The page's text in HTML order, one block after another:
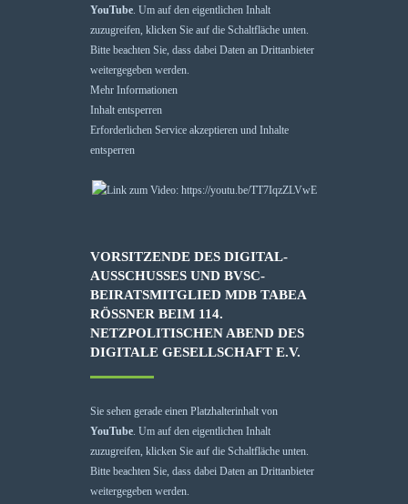
YouTube. Um auf den eigentlichen Inhalt
zuzugreifen, klicken Sie auf die Schaltfläche unten.
Bitte beachten Sie, dass dabei Daten an Drittanbieter
weitergegeben werden.
Mehr Informationen
Inhalt entsperren
Erforderlichen Service akzeptieren und Inhalte
entsperren
VORSITZENDE DES DIGITAL-
AUSSCHUSSES UND BVSC-
BEIRATSMITGLIED MDB TABEA
RÖSSNER BEIM 114. N
ETZPOLITISCHEN ABEND DES D
IGITALE GESELLSCHAFT E.V.
Sie sehen gerade einen Platzhalterinhalt von
YouTube. Um auf den eigentlichen Inhalt
zuzugreifen, klicken Sie auf die Schaltfläche unten.
Bitte beachten Sie, dass dabei Daten an Drittanbieter
weitergegeben werden.